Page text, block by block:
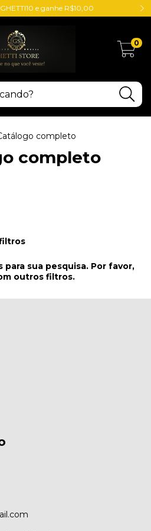
e ganhe R$10,00
0
completo
completo
sua pesquisa. Por favor,
outros filtros.